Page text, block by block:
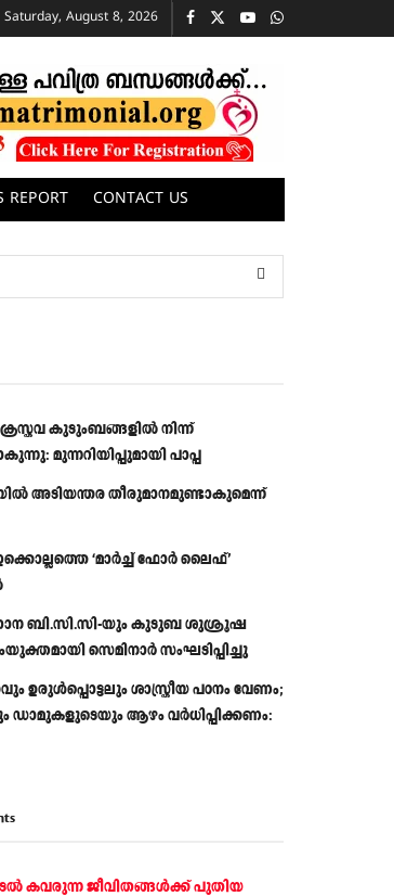
Saturday, August 8, 2026
REPORT CONTACT US
കുടുംബങ്ങളില്‍ നിന്ന്
മുന്നറിയിപ്പുമായി പാപ്പ
അടിയന്തര തീരുമാനമുണ്ടാകുമെന്ന്
‘മാർച്ച് ഫോർ ലൈഫ്’
ബി.സി.സി-യും കുടുബ ശുശ്രൂഷ
സെമിനാർ സംഘടിപ്പിച്ചു
ഉരുള്‍പ്പൊട്ടലും ശാസ്ത്രീയ പഠനം വേണം;
ആഴം വര്‍ധിപ്പിക്കണം:
കവരുന്ന ജീവിതങ്ങള്‍ക്ക് പുതിയ